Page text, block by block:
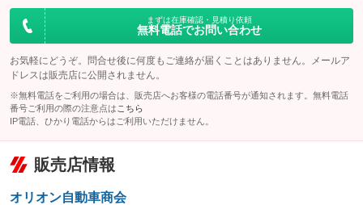
まずは在庫確認・見積り依頼
無料電話でお問い合わせ
お気軽にどうぞ。問合せ後に何度もご連絡が届くことはありません。メールア
ドレスは販売店に公開されません。
※無料電話をご利用の場合は、販売店へお客様の電話番号が通知されます。無料電話
番号ご利用の際の注意点は こちら
IP電話、ひかり電話からはご利用いただけません。
販売店情報
オリオン自動車商会